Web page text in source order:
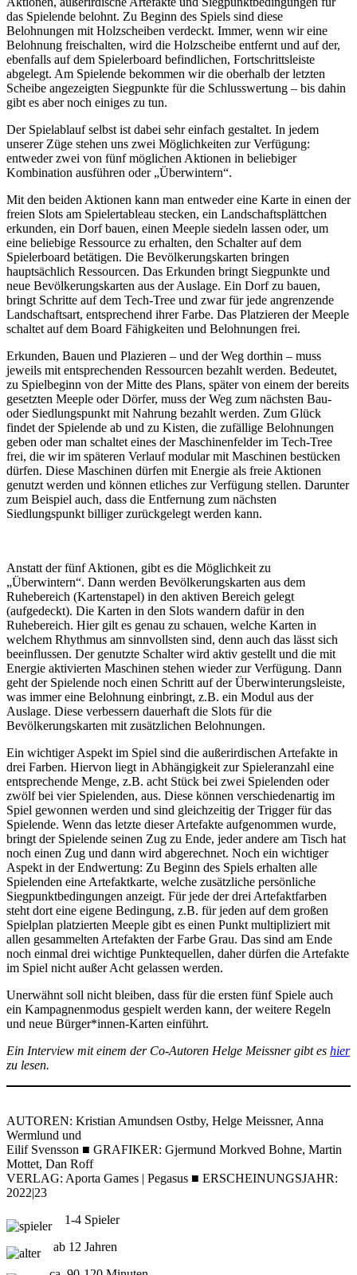
das Spielende belohnt. Zu Beginn des Spiels sind diese
Belohnungen mit Holzscheiben verdeckt. Immer, wenn wir eine
Belohnung freischalten, wird die Holzscheibe entfernt und auf der,
ebenfalls auf dem Spielerboard befindlichen, Fortschrittsleiste
abgelegt. Am Spielende bekommen wir die oberhalb der letzten
Scheibe angezeigten Siegpunkte für die Schlusswertung – bis dahin
gibt es aber noch einiges zu tun.
Der Spielablauf selbst ist dabei sehr einfach gestaltet. In jedem
unserer Züge stehen uns zwei Möglichkeiten zur Verfügung:
entweder zwei von fünf möglichen Aktionen in beliebiger
Kombination ausführen oder „Überwintern“.
Mit den beiden Aktionen kann man entweder eine Karte in einen der
freien Slots am Spielertableau stecken, ein Landschaftsplättchen
erkunden, ein Dorf bauen, einen Meeple siedeln lassen oder, um
eine beliebige Ressource zu erhalten, den Schalter auf dem
Spielerboard betätigen. Die Bevölkerungskarten bringen
hauptsächlich Ressourcen. Das Erkunden bringt Siegpunkte und
neue Bevölkerungskarten aus der Auslage. Ein Dorf zu bauen,
bringt Schritte auf dem Tech-Tree und zwar für jede angrenzende
Landschaftsart, entsprechend ihrer Farbe. Das Platzieren der Meeple
schaltet auf dem Board Fähigkeiten und Belohnungen frei.
Erkunden, Bauen und Plazieren – und der Weg dorthin – muss
jeweils mit entsprechenden Ressourcen bezahlt werden. Bedeutet,
zu Spielbeginn von der Mitte des Plans, später von einem der bereits
gesetzten Meeple oder Dörfer, muss der Weg zum nächsten Bau-
oder Siedlungspunkt mit Nahrung bezahlt werden. Zum Glück
findet der Spielende ab und zu Kisten, die zufällige Belohnungen
geben oder man schaltet eines der Maschinenfelder im Tech-Tree
frei, die wir im späteren Verlauf modular mit Maschinen bestücken
dürfen. Diese Maschinen dürfen mit Energie als freie Aktionen
genutzt werden und können etliches zur Verfügung stellen. Darunter
zum Beispiel auch, dass die Entfernung zum nächsten
Siedlungspunkt billiger zurückgelegt werden kann.
Anstatt der fünf Aktionen, gibt es die Möglichkeit zu
„Überwintern“. Dann werden Bevölkerungskarten aus dem
Ruhebereich (Kartenstapel) in den aktiven Bereich gelegt
(aufgedeckt). Die Karten in den Slots wandern dafür in den
Ruhebereich. Hier gilt es genau zu schauen, welche Karten in
welchem Rhythmus am sinnvollsten sind, denn auch das lässt sich
beeinflussen. Der genutzte Schalter wird aktiv gestellt und die mit
Energie aktivierten Maschinen stehen wieder zur Verfügung. Dann
geht der Spielende noch einen Schritt auf der Überwinterungsleiste,
was immer eine Belohnung einbringt, z.B. ein Modul aus der
Auslage. Diese verbessern dauerhaft die Slots für die
Bevölkerungskarten mit zusätzlichen Belohnungen.
Ein wichtiger Aspekt im Spiel sind die außerirdischen Artefakte in
drei Farben. Hiervon liegt in Abhängigkeit zur Spieleranzahl eine
entsprechende Menge, z.B. acht Stück bei zwei Spielenden oder
zwölf bei vier Spielenden, aus. Diese können verschiedenartig im
Spiel gewonnen werden und sind gleichzeitig der Trigger für das
Spielende. Wenn das letzte dieser Artefakte aufgenommen wurde,
bringt der Spielende seinen Zug zu Ende, jeder andere am Tisch hat
noch einen Zug und dann wird abgerechnet. Noch ein wichtiger
Aspekt in der Endwertung: Zu Beginn des Spiels erhalten alle
Spielenden eine Artefaktkarte, welche zusätzliche persönliche
Siegpunktbedingungen anzeigt. Für jede der drei Artefaktfarben
steht dort eine eigene Bedingung, z.B. für jeden auf dem großen
Spielplan platzierten Meeple gibt es einen Punkt multipliziert mit
allen gesammelten Artefakten der Farbe Grau. Das sind am Ende
noch einmal drei wichtige Punktequellen, daher dürfen die Artefakte
im Spiel nicht außer Acht gelassen werden.
Unerwähnt soll nicht bleiben, dass für die ersten fünf Spiele auch
ein Kampagnenmodus gespielt werden kann, der weitere Regeln
und neue Bürger*innen-Karten einführt.
Ein Interview mit einem der Co-Autoren Helge Meissner gibt es hier
zu lesen.
AUTOREN: Kristian Amundsen Ostby, Helge Meissner, Anna
Wermlund und
Eilif Svensson ■ GRAFIKER: Gjermund Morkved Bohne, Martin
Mottet, Dan Roff
VERLAG: Aporta Games | Pegasus ■ ERSCHEINUNGSJAHR:
2022|23
1-4 Spieler
ab 12 Jahren